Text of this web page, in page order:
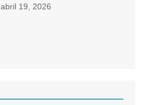
abril 19, 2026